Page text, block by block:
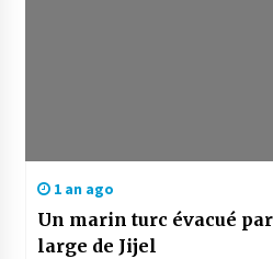
1 an ago
Un marin turc évacué
large de Jijel